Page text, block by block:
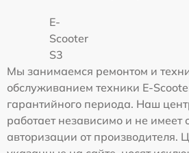
E-
Scooter
S3
Мы занимаемся ремонтом и
обслуживанием техники E-
гарантийного периода. Наш
работает независимо и не
авторизации от производителя.